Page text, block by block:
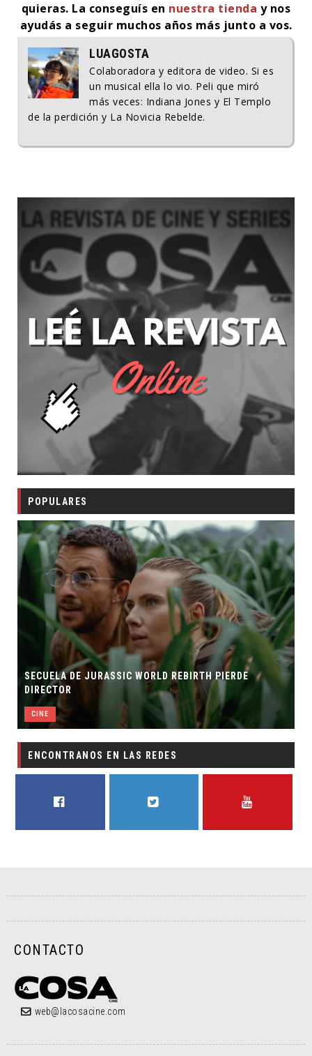
quieras. La conseguís en nuestra tienda y nos
ayudás a seguir muchos años más junto a vos.
LUAGOSTA
Colaboradora y editora de video. Si es
un musical ella lo vio. Peli que miró
más veces: Indiana Jones y El Templo
de la perdición y La Novicia Rebelde.
POPULARES
SECUELA DE JURASSIC WORLD REBIRTH PIERDE
DIRECTOR
CINE
ENCONTRANOS EN LAS REDES
CONTACTO
web@lacosacine.com